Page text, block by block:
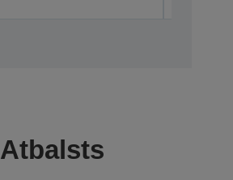
Atbalsts